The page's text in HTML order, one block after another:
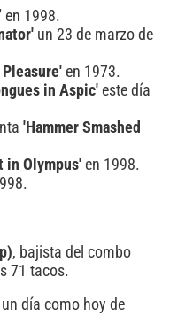
en 1998.
un 23 de marzo de
en 1973.
in Aspic' este día
'Hammer Smashed
in Olympus'en 1998.
, bajista del combo
71 tacos.
un día como hoy de